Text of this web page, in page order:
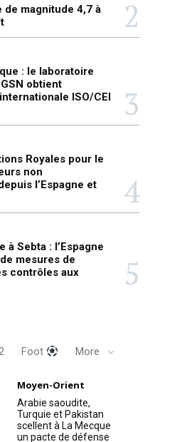
de magnitude 4,7 à
: le laboratoire
obtient
ISO/CEI
Royales pour le
non
l’Espagne et
à Sebta : l’Espagne
mesures de
contrôles aux
Foot More
Moyen-Orient
Arabie saoudite,
Turquie et Pakistan
scellent à La Mecque
un pacte de défense